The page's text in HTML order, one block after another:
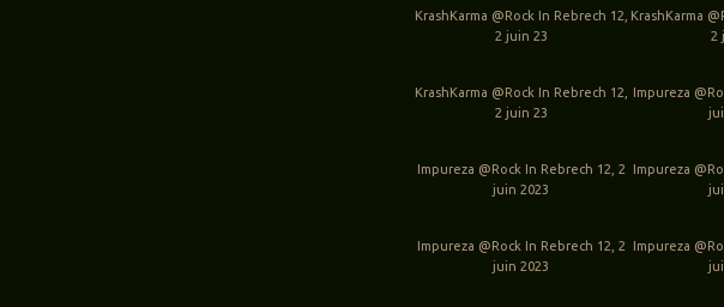
KrashKarma @Rock In Rebrech 12,
2 juin 23
KrashKarma
2
KrashKarma @Rock In Rebrech 12,
2 juin 23
Impureza
Impureza @Rock In Rebrech 12, 2
juin 2023
Impureza
Impureza @Rock In Rebrech 12, 2
juin 2023
Impureza